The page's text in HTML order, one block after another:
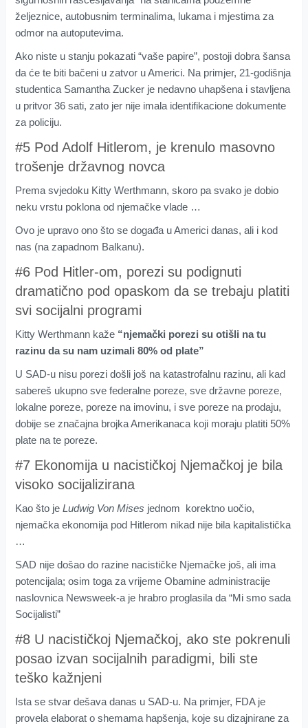
željeznice, autobusnim terminalima, lukama i mjestima za
odmor na autoputevima.
Ako niste u stanju pokazati “vaše papire”, postoji dobra šansa
da će te biti bačeni u zatvor u Americi. Na primjer, 21-godišnja
studentica Samantha Zucker je nedavno uhapšena i stavljena
u pritvor 36 sati, zato jer nije imala identifikacione dokumente
za policiju.
#5 Pod Adolf Hitlerom, je krenulo masovno
trošenje državnog novca
Prema svjedoku Kitty Werthmann, skoro pa svako je dobio
neku vrstu poklona od njemačke vlade …
Ovo je upravo ono što se događa u Americi danas, ali i kod
nas (na zapadnom Balkanu).
#6 Pod Hitler-om, porezi su podignuti
dramatično pod opaskom da se trebaju platiti
svi socijalni programi
Kitty Werthmann kaže “njemački porezi su otišli na tu
razinu da su nam uzimali 80% od plate”
U SAD-u nisu porezi došli još na katastrofalnu razinu, ali kad
sabereš ukupno sve federalne poreze, sve državne poreze,
lokalne poreze, poreze na imovinu, i sve poreze na prodaju,
dobije se značajna brojka Amerikanaca koji moraju platiti 50%
plate na te poreze.
#7 Ekonomija u nacističkoj Njemačkoj je bila
visoko socijalizirana
Kao što je Ludwig Von Mises jednom korektno uočio,
njemačka ekonomija pod Hitlerom nikad nije bila kapitalistička
…
SAD nije došao do razine nacističke Njemačke još, ali ima
potencijala; osim toga za vrijeme Obamine administracije
naslovnica Newsweek-a je hrabro proglasila da “Mi smo sada
Socijalisti”
#8 U nacističkoj Njemačkoj, ako ste pokrenuli
posao izvan socijalnih paradigmi, bili ste
teško kažnjeni
Ista se stvar dešava danas u SAD-u. Na primjer, FDA je
provela elaborat o shemama hapšenja, koje su dizajnirane za